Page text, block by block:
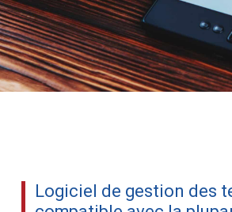
Logiciel de gestion des